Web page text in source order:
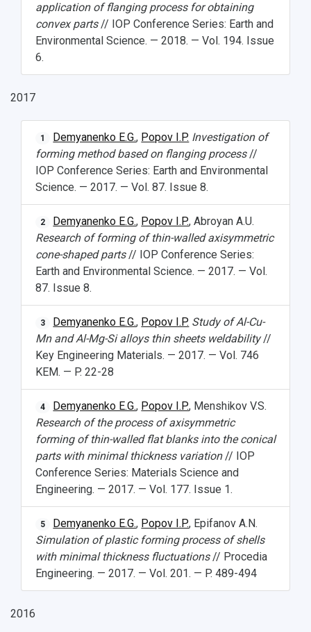
application of flanging process for obtaining
convex parts// IOP Conference Series: Earth and
Environmental Science. — 2018. — Vol. 194. Issue
6.
2017
1 Demyanenko E.G., Popov I.P. Investigation of
forming method based on flanging process//
IOP Conference Series: Earth and Environmental
Science. — 2017. — Vol. 87. Issue 8.
2 Demyanenko E.G., Popov I.P., Abroyan A.U.
Research of forming of thin-walled axisymmetric
cone-shaped parts// IOP Conference Series:
Earth and Environmental Science. — 2017. — Vol.
87. Issue 8.
3 Demyanenko E.G., Popov I.P. Study of Al-Cu-
Mn and Al-Mg-Si alloys thin sheets weldability//
Key Engineering Materials. — 2017. — Vol. 746
KEM. — P. 22-28
4 Demyanenko E.G., Popov I.P., Menshikov V.S.
Research of the process of axisymmetric
forming of thin-walled flat blanks into the conical
parts with minimal thickness variation// IOP
Conference Series: Materials Science and
Engineering. — 2017. — Vol. 177. Issue 1.
5 Demyanenko E.G., Popov I.P., Epifanov A.N.
Simulation of plastic forming process of shells
with minimal thickness fluctuations// Procedia
Engineering. — 2017. — Vol. 201. — P. 489-494
2016